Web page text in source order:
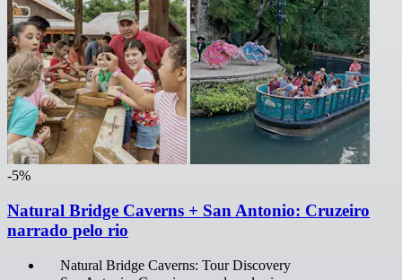
-5%
Natural Bridge Caverns + San Antonio: Cruzeiro
narrado pelo rio
Natural Bridge Caverns: Tour Discovery